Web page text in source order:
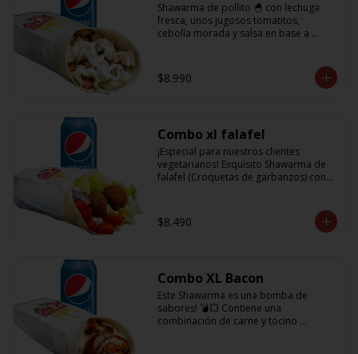
Shawarma de pollito 🐣 con lechuga
fresca, unos jugosos tomatitos,
cebolla morada y salsa en base a
$8.990
Combo xl falafel
¡Especial para nuestros clientes
vegetarianos! Exquisito Shawarma de
falafel (Croquetas de garbanzos) con
lactonesa  +  refrescante bebida 350 cc
$8.490
Combo XL Bacon
Este Shawarma es una bomba de
sabores! 💣💥 Contiene una
combinación de carne y tocino